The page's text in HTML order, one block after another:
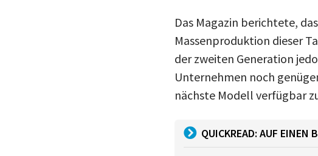
Das Magazin berichtete,
Massenproduktion dieser
der zweiten Generation
Unternehmen noch
nächste Modell verfügbar
QUICKREAD: AUF EINEN